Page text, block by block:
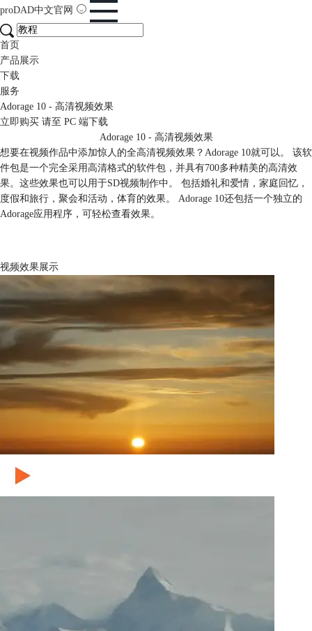
proDAD中文官网
首页
产品展示
下载
服务
Adorage 10 - 高清视频效果
立即购买 请至 PC 端下载
Adorage 10 - 高清视频效果
想要在视频作品中添加惊人的全高清视频效果？Adorage 10就可以。 该软
件包是一个完全采用高清格式的软件包，并具有700多种精美的高清效
果。这些效果也可以用于SD视频制作中。 包括婚礼和爱情，家庭回忆，
度假和旅行，聚会和活动，体育的效果。 Adorage 10还包括一个独立的
Adorage应用程序，可轻松查看效果。
视频效果展示